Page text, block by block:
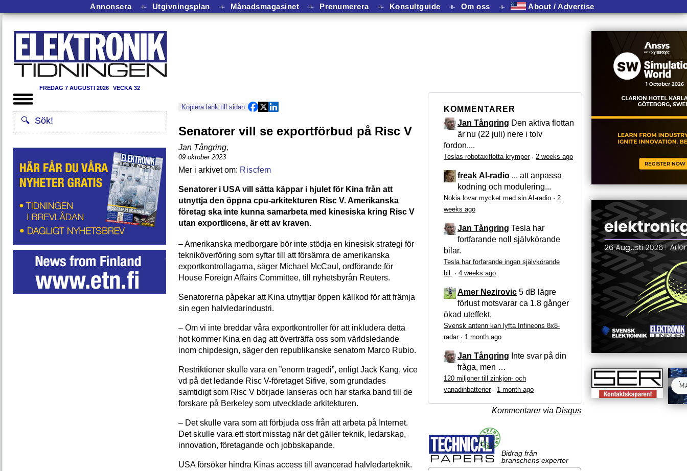
Annonsera ⟛ Utgivningsplan ⟛ Månadsmagasinet ⟛ Prenumerera ⟛ Konsultguide ⟛ Om oss ⟛ About / Advertise
FREDAG 7 AUGUSTI 2026 VECKA 32
Kopiera länk till sidan
Senatorer vill se exportförbud på Risc V
Jan Tångring,
09 oktober 2023
Riscfem
Senatorer i USA vill sätta käppar i hjulet för Kina från att
utnyttja den öppna cpu-arkitekturen Risc V. Amerikanska
företag ska inte kunna samarbeta med kinesiska kring Risc V
utan exportlicens, är ett av kraven.
– Amerikanska medborgare bör inte stödja en kinesisk strategi för
tekniköverföring som syftar till att försämra de amerikanska
exportkontrollagarna, säger Michael McCaul, ordförande för
House Foreign Affairs Committee, till nyhetsbyrån Reuters.
Senatorerna påpekar att Kina utnyttjar öppen källkod för att främja
sin egen halvledarindustri.
– Om vi inte breddar våra exportkontroller för att inkludera detta
hot kommer Kina en dag att överträffa oss som världsledande
inom chipdesign, säger den republikanske senatorn Marco Rubio.
Restriktioner skulle vara en ”enorm tragedi”, enligt Jack Kang, vice
vd på det ledande Risc V-företaget Sifive, som grundades
samtidigt som Risc V började lanseras och har starka band till de
forskare på Berkeley som utvecklade arkitekturen.
– Det skulle vara som att förbjuda oss från att arbeta på Internet.
Det skulle vara ett stort misstag när det gäller teknik, ledarskap,
innovation, företagande och jobbskapande.
USA försöker hindra Kinas access till avancerad halvledarteknik.
KOMMENTARER
Jan Tångring Den aktiva flottan
är nu (22 juli) nere i tolv
fordon....
Teslas robotaxiflotta krymper· 2 weeks ago
freak AI-radio ... att anpassa
kodning och modulering...
Nokia lovar mycket med sin AI-radio · 2
weeks ago
Jan Tångring Tesla har
fortfarande noll självkörande
bilar.
Tesla har forfarande ingen självkörande
bil
· 4 weeks ago
Amer Nezirovic 5 dB lägre
förlust motsvarar ca 1.8 gånger
ökad uteffekt.
Svensk antenn kan lyfta Infineons 8x8-
radar· 1 month ago
Jan Tångring Inte svar på din
fråga, men …
120 miljoner till zinkjon- och
vanadinbatterier· 1 month ago
Kommentarer via Disqus
Bidrag från
branschens experter